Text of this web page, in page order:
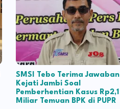
SMSI Tebo Terima Jawaban
Kejati Jambi Soal
Pemberhentian Kasus Rp2,1
Miliar Temuan BPK di PUPR